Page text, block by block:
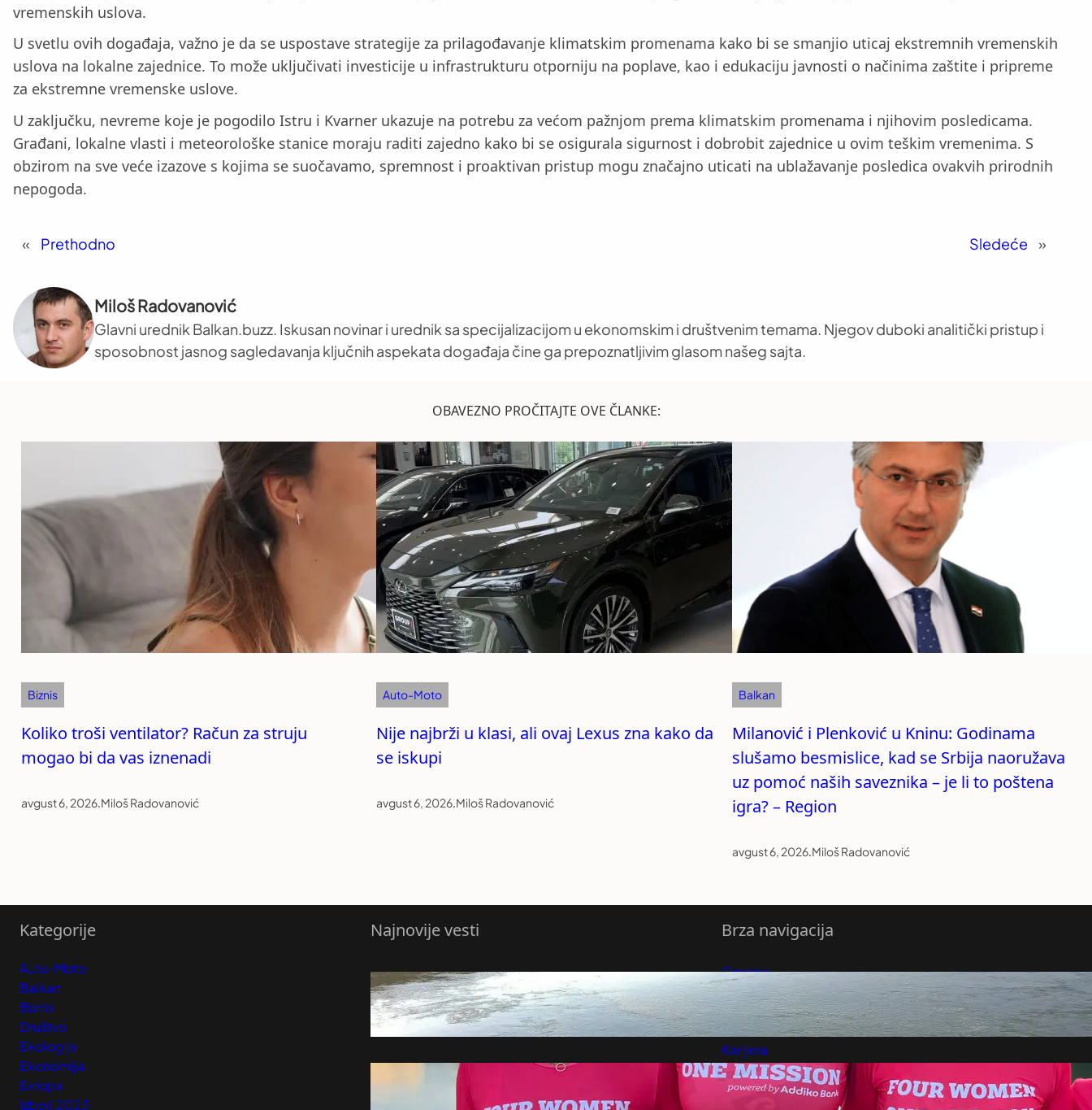
vremenskih uslova.
U svetlu ovih događaja, važno je da se uspostave strategije za prilagođavanje klimatskim promenama kako bi se smanjio uticaj ekstremnih vremenskih
uslova na lokalne zajednice. To može uključivati investicije u infrastrukturu otporniju na poplave, kao i edukaciju javnosti o načinima zaštite i pripreme
za ekstremne vremenske uslove.
U zaključku, nevreme koje je pogodilo Istru i Kvarner ukazuje na potrebu za većom pažnjom prema klimatskim promenama i njihovim posledicama.
Građani, lokalne vlasti i meteorološke stanice moraju raditi zajedno kako bi se osigurala sigurnost i dobrobit zajednice u ovim teškim vremenima. S
obzirom na sve veće izazove s kojima se suočavamo, spremnost i proaktivan pristup mogu značajno uticati na ublažavanje posledica ovakvih prirodnih
nepogoda.
« Prethodno Sledeće »
Miloš Radovanović
Glavni urednik Balkan.buzz. Iskusan novinar i urednik sa specijalizacijom u ekonomskim i društvenim temama. Njegov duboki analitički pristup i
sposobnost jasnog sagledavanja ključnih aspekata događaja čine ga prepoznatljivim glasom našeg sajta.
OBAVEZNO PROČITAJTE OVE ČLANKE:
Biznis
Koliko troši ventilator? Račun za struju
mogao bi da vas iznenadi
avgust 6, 2026.Miloš Radovanović
Auto-Moto
Nije najbrži u klasi, ali ovaj Lexus zna kako da
se iskupi
avgust 6, 2026.Miloš Radovanović
Balkan
Milanović i Plenković u Kninu: Godinama
slušamo besmislice, kad se Srbija naoružava
uz pomoć naših saveznika – je li to poštena
igra? – Region
avgust 6, 2026.Miloš Radovanović
Kategorije
Auto-Moto
Balkan
Biznis
Društvo
Ekologija
Ekonomija
Evropa
Izbori 2023
Najnovije vesti
Ljudi peške prelaze reku u Mađarskoj
avgust 6, 2026
Addiko Bank daje vetar u leđa juniorskim
vicešampionkama Evrope u veslanju
Brza navigacija
O nama
Predloži Vest
Pretplatite se na vesti
Karijera
Marketing
Kontakt